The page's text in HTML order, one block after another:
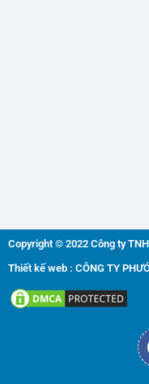
Copyright © 2022 Công ty
Thiết kế web : CÔNG TY